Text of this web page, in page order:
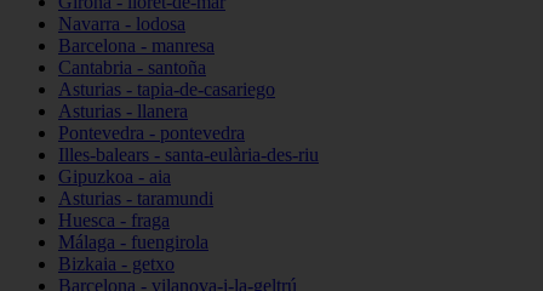
Navarra - lodosa
Barcelona - manresa
Cantabria - santoña
Asturias - tapia-de-casariego
Asturias - llanera
Pontevedra - pontevedra
Illes-balears - santa-eulària-des-riu
Gipuzkoa - aia
Asturias - taramundi
Huesca - fraga
Málaga - fuengirola
Bizkaia - getxo
Barcelona - vilanova-i-la-geltrú